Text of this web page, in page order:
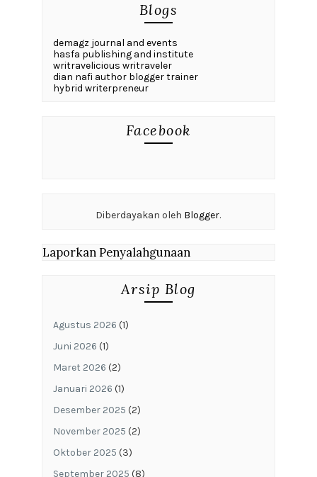
Blogs
demagz journal and events
hasfa publishing and institute
writravelicious writraveler
dian nafi author blogger trainer
hybrid writerpreneur
Facebook
Diberdayakan oleh Blogger.
Laporkan Penyalahgunaan
Arsip Blog
Agustus 2026 (1)
Juni 2026 (1)
Maret 2026 (2)
Januari 2026 (1)
Desember 2025 (2)
November 2025 (2)
Oktober 2025 (3)
September 2025 (8)